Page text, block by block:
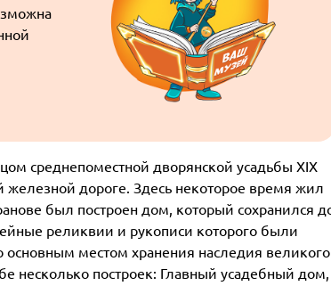
среднепоместной дворянской усадьбы XIX
дороге. Здесь некоторое время жил
был построен дом, который сохранился
реликвии и рукописи которого были
основным местом хранения наследия великого
несколько построек: Главный усадебный дом,